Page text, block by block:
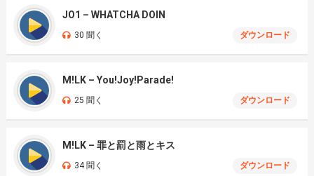
JO1 – WHATCHA DOIN
30 聞く ダウンロード
M!LK – You!Joy!Parade!
25 聞く ダウンロード
M!LK – 罪と罰と雨とキス
34 聞く ダウンロード